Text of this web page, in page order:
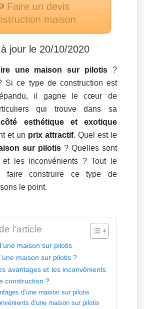
Faire un devis
maison
jour le 20/10/2020
une maison sur pilotis?
Si ce type de construction est
il gagne le cœur de
qui trouve dans sa
esthétique et exotique
et un prix attractif. Quel est le
sur pilotis? Quelles sont
et les inconvénients ? Tout le
faire construire ce type de
le point.
l'article
maison sur pilotis
maison sur pilotis ?
avantages et les inconvénients
construction ?
d’une maison sur pilotis
d’une maison sur pilotis